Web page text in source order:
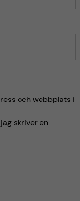
och webbplats i
skriver en